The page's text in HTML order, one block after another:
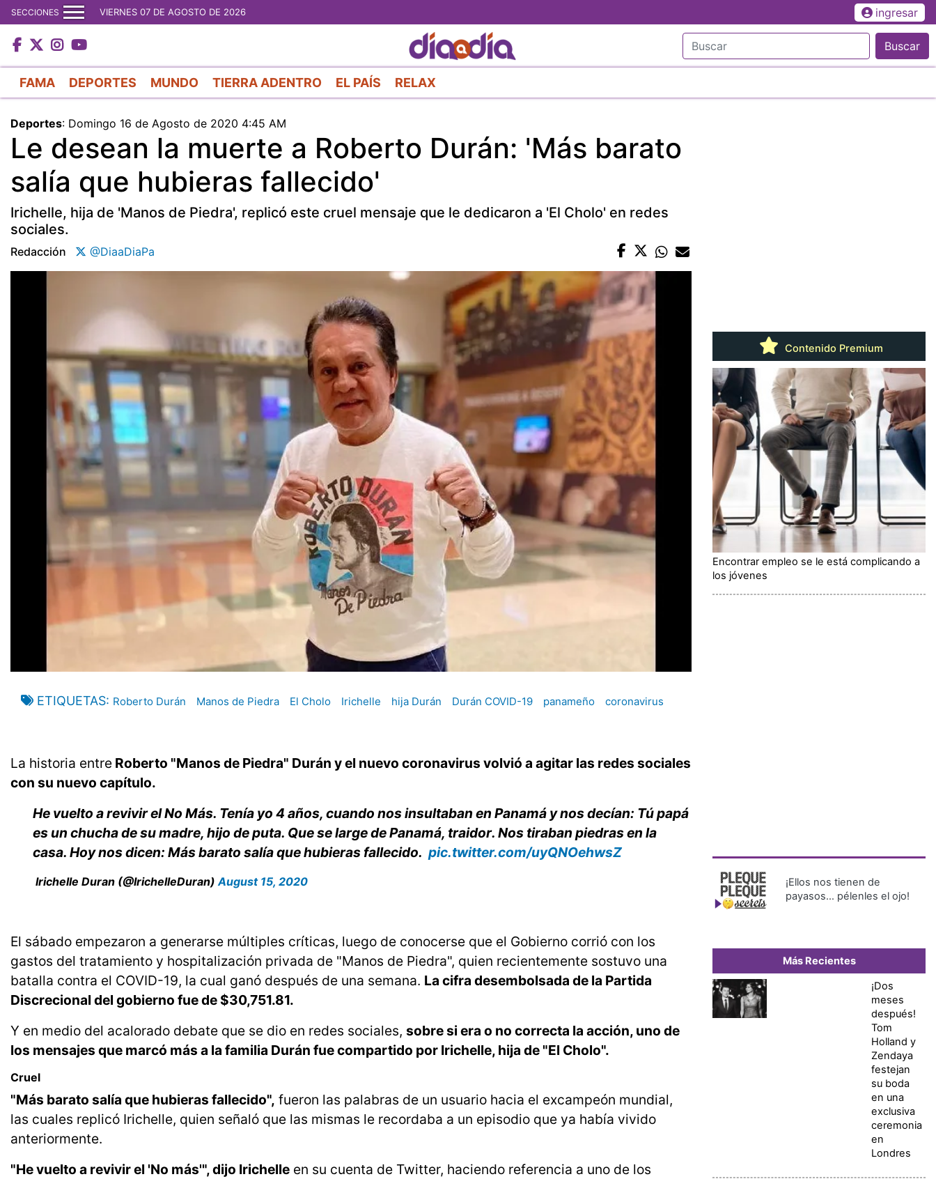
al
contenido
principal
SECCIONES VIERNES 07 DE AGOSTO DE 2026 ingresar
Buscar
FAMA DEPORTES MUNDO TIERRA ADENTRO EL PAÍS RELAX
Deportes: Domingo 16 de Agosto de 2020 4:45 AM
Le desean la muerte a Roberto Durán: 'Más barato
salía que hubieras fallecido'
Irichelle, hija de 'Manos de Piedra', replicó este cruel mensaje que le dedicaron a 'El Cholo' en redes
sociales.
Redacción @DiaaDiaPa
ETIQUETAS Roberto Durán Manos de Piedra El Cholo Irichelle hija Durán Durán COVID-19 panameño coronavirus
La historia entre Roberto "Manos de Piedra" Durán y el nuevo coronavirus volvió a agitar las redes sociales
con su nuevo capítulo.
He vuelto a revivir el No Más. Tenía yo 4 años, cuando nos insultaban en Panamá y nos decían: Tú papá
es un chucha de su madre, hijo de puta. Que se large de Panamá, traidor. Nos tiraban piedras en la
casa. Hoy nos dicen: Más barato salía que hubieras fallecido. pic.twitter.com/uyQNOehwsZ
Irichelle Duran (@IrichelleDuran)August 15, 2020
El sábado empezaron a generarse múltiples críticas, luego de conocerse que el Gobierno corrió con los
gastos del tratamiento y hospitalización privada de "Manos de Piedra", quien recientemente sostuvo una
batalla contra el COVID-19, la cual ganó después de una semana. La cifra desembolsada de la Partida
Discrecional del gobierno fue de $30,751.81.
Y en medio del acalorado debate que se dio en redes sociales, sobre si era o no correcta la acción, uno de
los mensajes que marcó más a la familia Durán fue compartido por Irichelle, hija de "El Cholo".
Cruel
"Más barato salía que hubieras fallecido", fueron las palabras de un usuario hacia el excampeón mundial,
las cuales replicó Irichelle, quien señaló que las mismas le recordaba a un episodio que ya había vivido
anteriormente.
"He vuelto a revivir el 'No más'", dijo Irichelle en su cuenta de Twitter, haciendo referencia a uno de los
Contenido Premium
Encontrar empleo se le está complicando a
los jóvenes
¡Ellos nos tienen de
payasos… pélenles el ojo!
Más Recientes
¡Dos
meses
después!
Tom
Holland y
Zendaya
festejan
su boda
en una
exclusiva
ceremonia
en
Londres